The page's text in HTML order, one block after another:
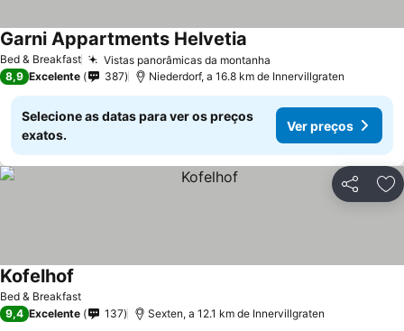
Bed & Breakfast Vistas panorâmicas da montanha
Garni Appartments Helvetia
8,9 Excelente 387 Niederdorf, a 16.8 km de Innervillgraten
Selecione as datas para ver os preços
exatos.
Ver preços
Partilhar
Bed & Breakfast
Kofelhof
9,4 Excelente 137 Sexten, a 12.1 km de Innervillgraten